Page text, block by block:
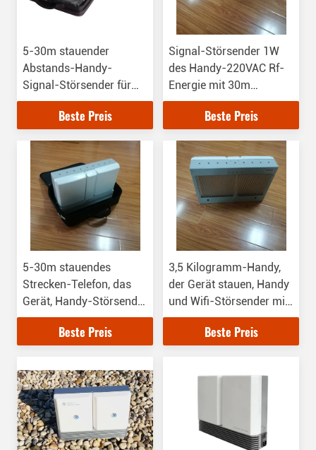
5-30m stauender
Abstands-Handy-
Signal-Störsender für
Konferenzzentrum
Beste Preis
Signal-Störsender 1W
des Handy-220VAC Rf-
Energie mit 30m
stauendem Abstand
Beste Preis
5-30m stauendes
Strecken-Telefon, das
Gerät, Handy-Störsender
1W Rf-Energie staut
Beste Preis
3,5 Kilogramm-Handy,
der Gerät stauen, Handy
und Wifi-Störsender mit
Stromversorgung
220VACBeste Preis